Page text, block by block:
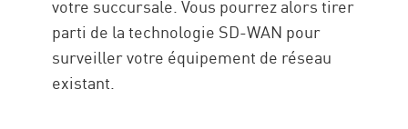
votre succursale. Vous pourrez alors tirer
parti de la technologie SD-WAN pour
surveiller votre équipement de réseau
existant.